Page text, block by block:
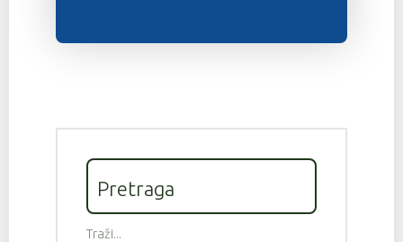
Pretraga
Traži...